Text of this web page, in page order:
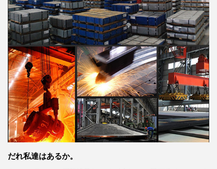
だれ私達はあるか。